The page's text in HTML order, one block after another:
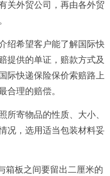
关外贸公司，再由各外贸
绍希望客户能了解国际快
提供的单证，赔款方式及
际快递保险保价索赔路上
合理的赔偿。
所寄物品的性质、大小、
况，选用适当包装材料妥
箱板之间要留出二厘米的